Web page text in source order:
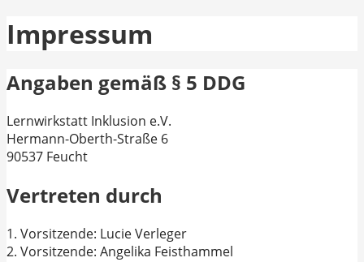
Impressum
Angaben gemäß § 5 DDG
Lernwirkstatt Inklusion e.V.
Hermann-Oberth-Straße 6
90537 Feucht
Vertreten durch
1. Vorsitzende: Lucie Verleger
2. Vorsitzende: Angelika Feisthammel